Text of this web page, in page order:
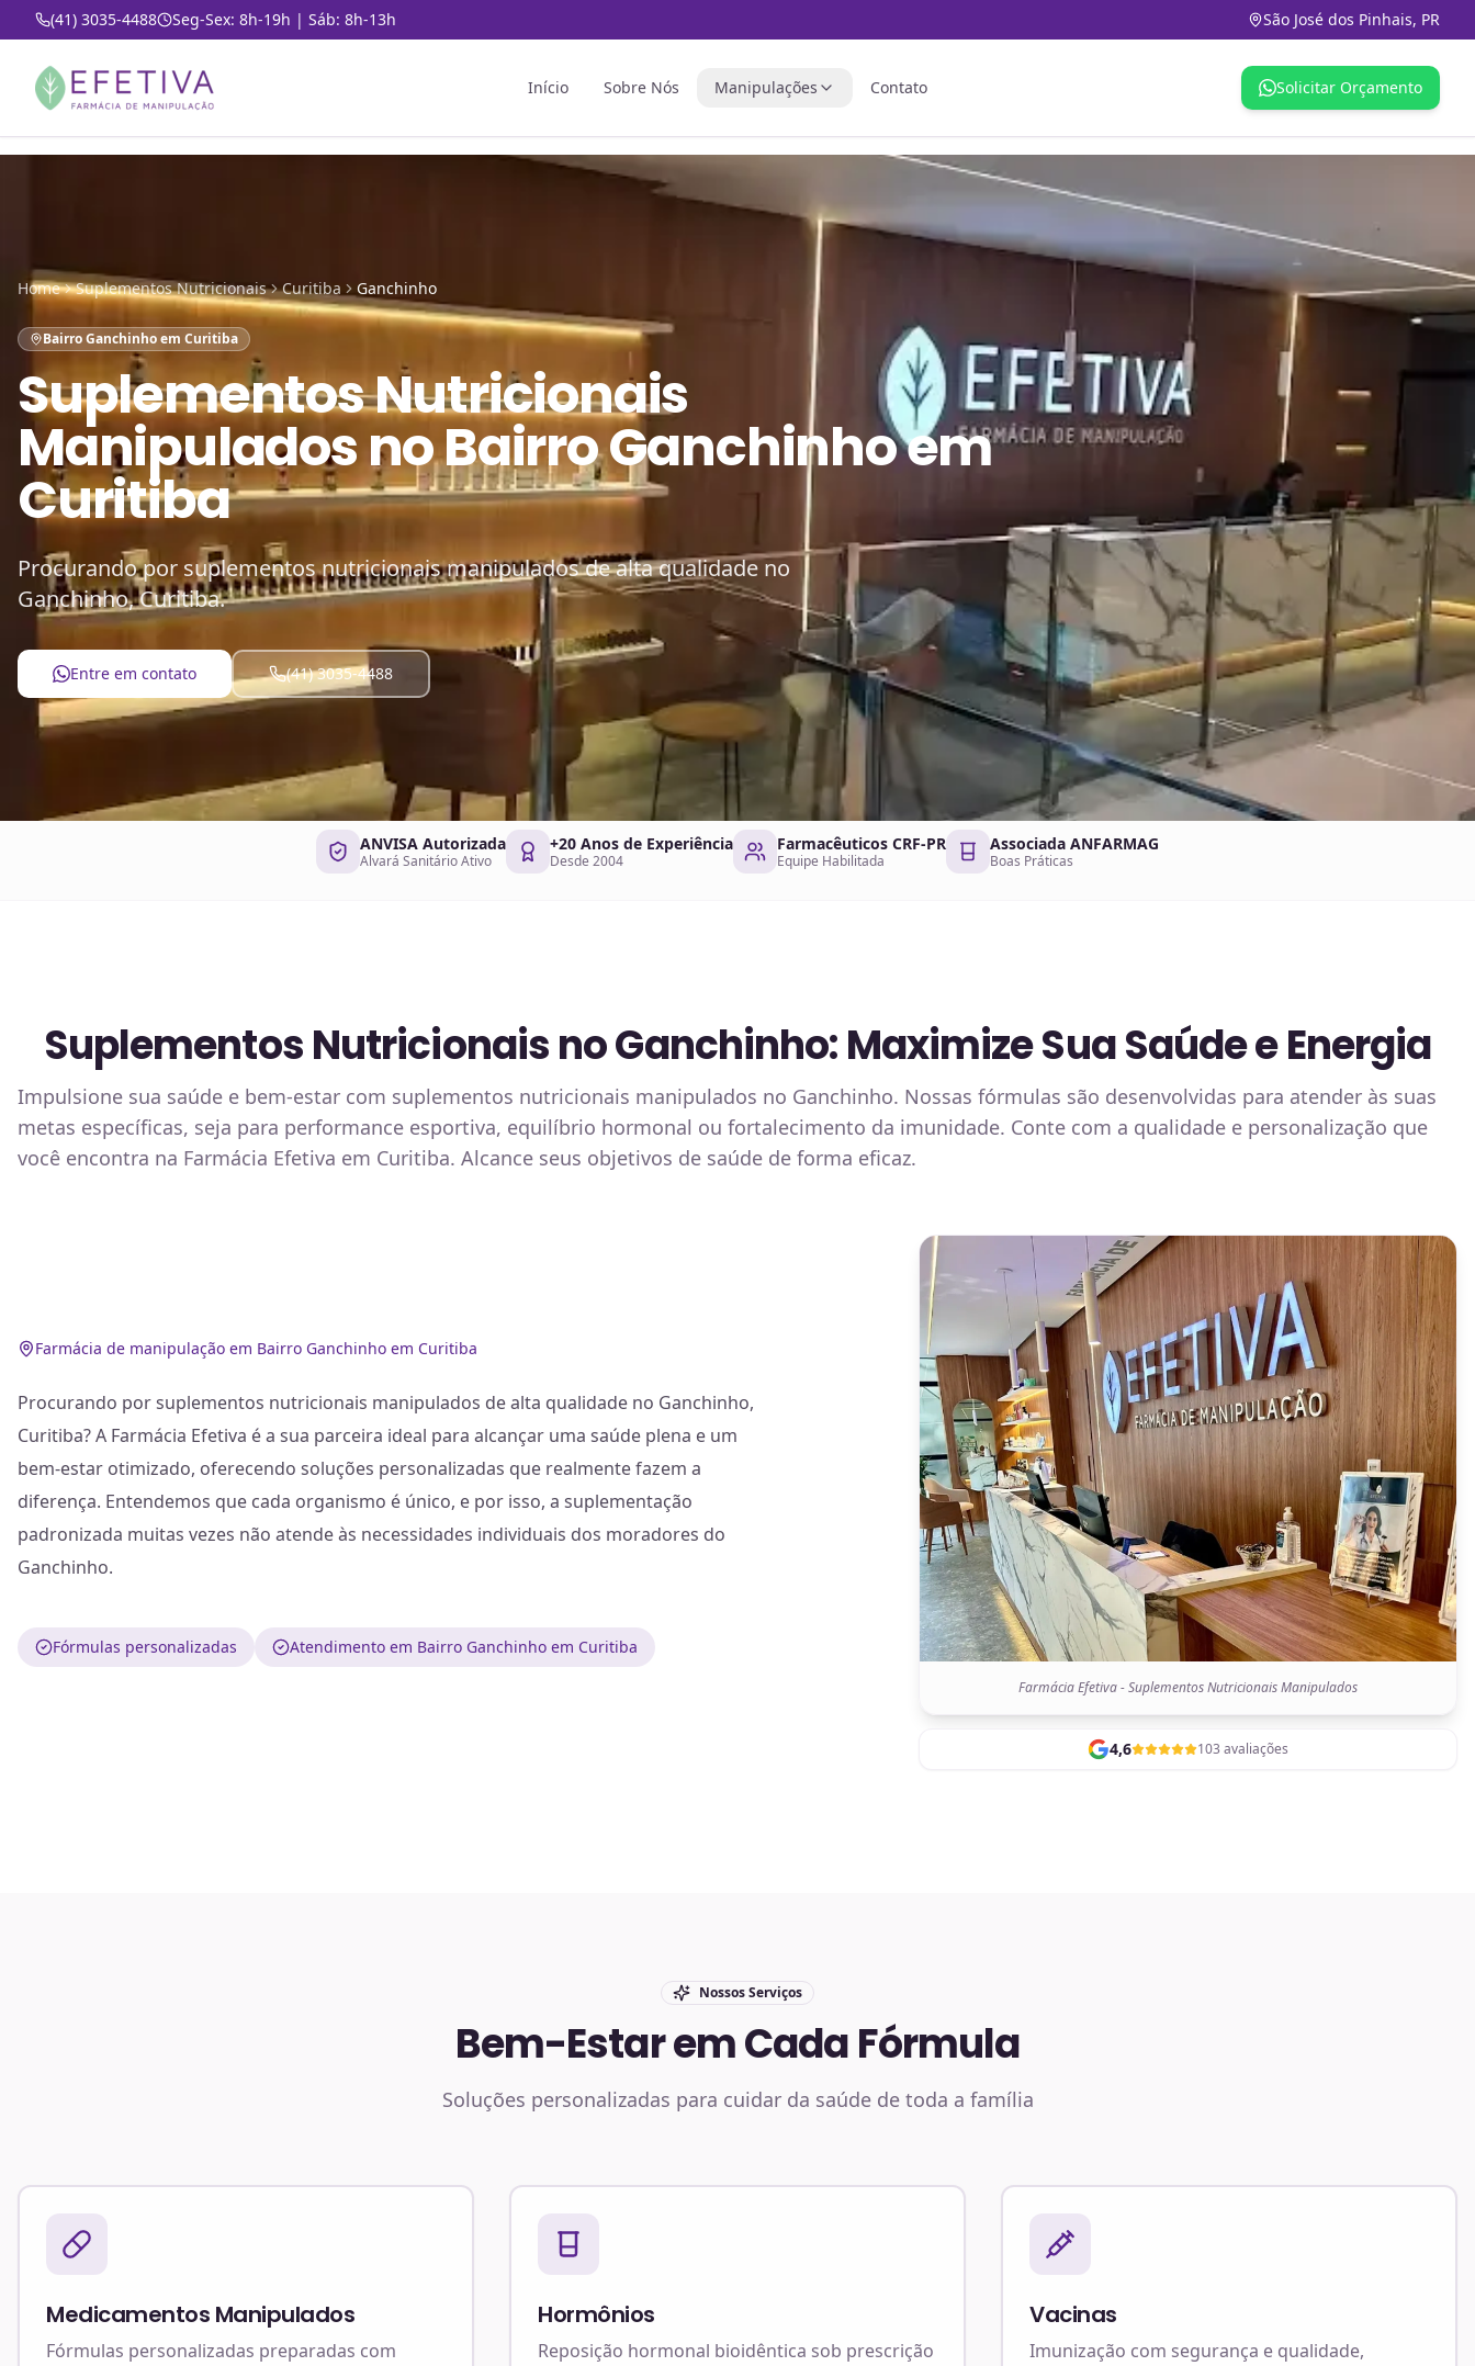
(41) 3035-4488 Seg-Sex: 8h-19h | Sáb: 8h-13h São José dos Pinhais, PR
Início Sobre Nós Manipulações Contato Solicitar Orçamento
Home Suplementos Nutricionais Curitiba Ganchinho
Bairro Ganchinho em Curitiba
Suplementos Nutricionais
ManipuladosnoBairro Ganchinho em
Curitiba
Procurando por suplementos nutricionais manipulados de alta qualidade no
Ganchinho, Curitiba.
Entre em contato (41) 3035-4488
ANVISA Autorizada
Alvará Sanitário Ativo
+20 Anos de Experiência
Desde 2004
Farmacêuticos CRF-PR
Equipe Habilitada
Associada ANFARMAG
Boas Práticas
Suplementos Nutricionais no Ganchinho: Maximize Sua Saúde e Energia
Impulsione sua saúde e bem-estar com suplementos nutricionais manipulados no Ganchinho. Nossas fórmulas são desenvolvidas para atender às suas
metas específicas, seja para performance esportiva, equilíbrio hormonal ou fortalecimento da imunidade. Conte com a qualidade e personalização que
você encontra na Farmácia Efetiva em Curitiba. Alcance seus objetivos de saúde de forma eficaz.
Farmácia de manipulação em Bairro Ganchinho em Curitiba
Procurando por suplementos nutricionais manipulados de alta qualidade no Ganchinho,
Curitiba? A Farmácia Efetiva é a sua parceira ideal para alcançar uma saúde plena e um
bem-estar otimizado, oferecendo soluções personalizadas que realmente fazem a
diferença. Entendemos que cada organismo é único, e por isso, a suplementação
padronizada muitas vezes não atende às necessidades individuais dos moradores do
Ganchinho.
Fórmulas personalizadas Atendimento em Bairro Ganchinho em Curitiba
Farmácia Efetiva - Suplementos Nutricionais Manipulados
4,6 103 avaliações
Nossos Serviços
Bem-Estar em Cada Fórmula
Soluções personalizadas para cuidar da saúde de toda a família
Medicamentos Manipulados
Fórmulas personalizadas preparadas com
Hormônios
Reposição hormonal bioidêntica sob prescrição
Vacinas
Imunização com segurança e qualidade,